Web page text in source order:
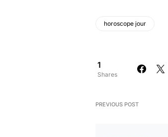
horoscope jour
1
Shares
PREVIOUS POST